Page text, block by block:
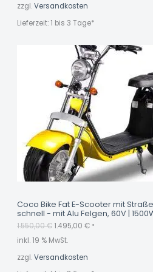
0
,
0
€
zzgl.Versandkosten
Lieferzeit:1 bis 3 Tage*
Coco Bike Fat E-Scooter mit
schnell - mit Alu Felgen, 60V |
1.550,00€
r
ü
l
c
h
e
r
P
r
e
s
w
a
r
:
1
5
5
1.495,00 €
A
k
t
u
e
l
l
e
r
P
r
e
i
s
s
t
1
.
4
9*
inkl. 19 % MwSt.
zzgl.Versandkosten